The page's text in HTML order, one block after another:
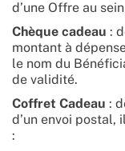
d’une Offre au
Chèque cadeau :
montant à
le nom du
de validité.
Coffret Cadeau :
d’un envoi postal,
: